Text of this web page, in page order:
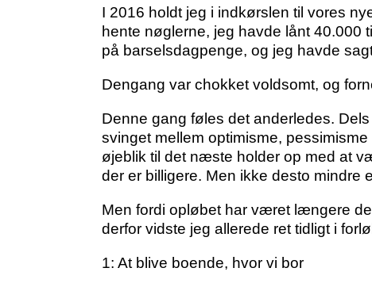
I 2016 holdt jeg i indkørslen til vores
hente nøglerne, jeg havde lånt 40.000
på barselsdagpenge, og jeg havde
Dengang var chokket voldsomt, og
Denne gang føles det anderledes.
svinget mellem optimisme,
øjeblik til det næste holder op med at
der er billigere. Men ikke desto mindre
Men fordi opløbet har været længere
derfor vidste jeg allerede ret tidligt i
1: At blive boende, hvor vi bor